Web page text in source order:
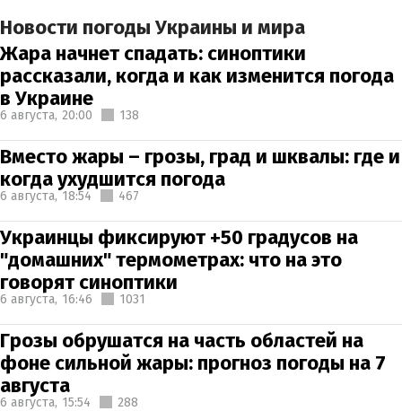
Новости погоды Украины и мира
Жара начнет спадать: синоптики
рассказали, когда и как изменится погода
в Украине
6 августа, 20:00 138
Вместо жары – грозы, град и шквалы: где и
когда ухудшится погода
6 августа, 18:54 467
Украинцы фиксируют +50 градусов на
"домашних" термометрах: что на это
говорят синоптики
6 августа, 16:46 1031
Грозы обрушатся на часть областей на
фоне сильной жары: прогноз погоды на 7
августа
6 августа, 15:54 288